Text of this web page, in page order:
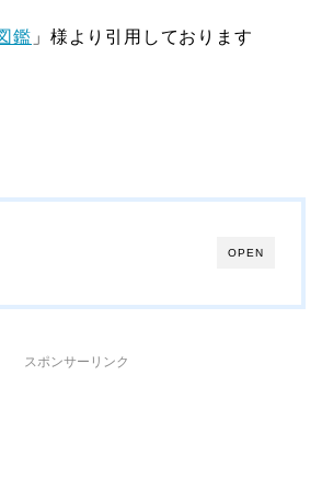
鑑 」様より引用しております
OPEN
スポンサーリンク